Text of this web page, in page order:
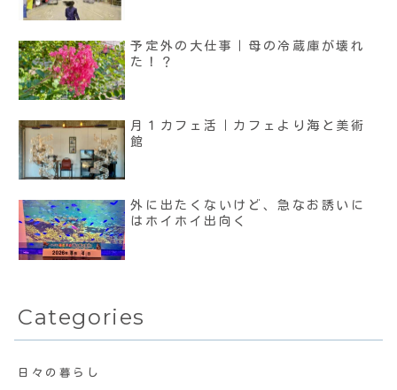
予定外の大仕事｜母の冷蔵庫が壊れ
た！？
月１カフェ活｜カフェより海と美術
館
外に出たくないけど、急なお誘いに
はホイホイ出向く
Categories
日々の暮らし